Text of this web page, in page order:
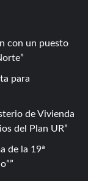
con un puesto
para
de Vivienda
del Plan UR
de la 19ª